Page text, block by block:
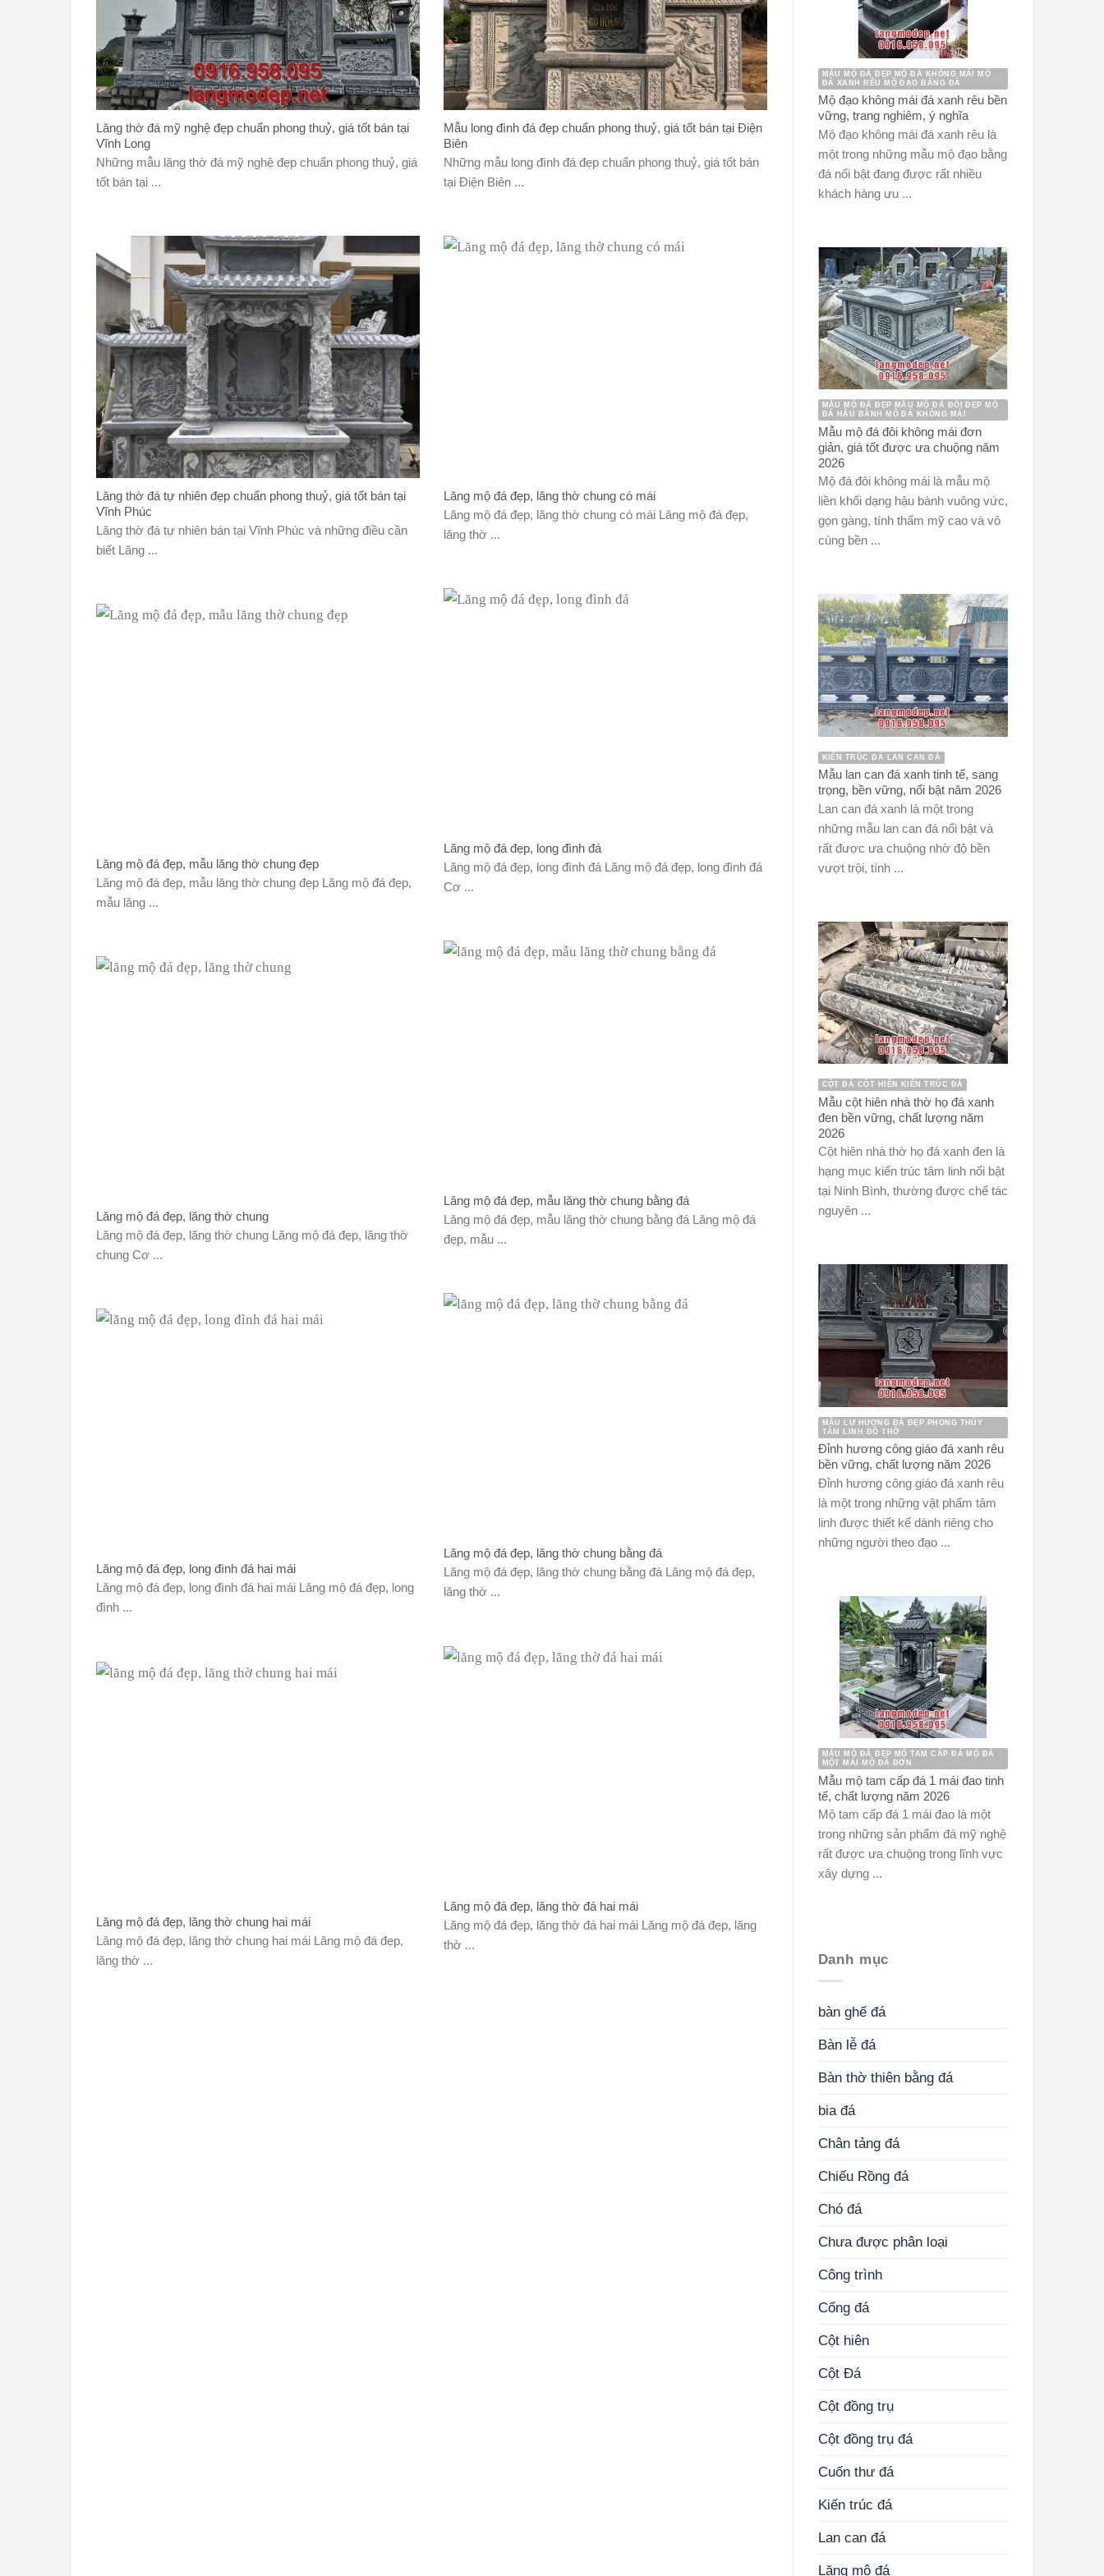
Lăng thờ đá mỹ nghệ đẹp chuẩn phong thuỷ, giá tốt bán tại
Vĩnh Long
Những mẫu lăng thờ đá mỹ nghệ đẹp chuẩn phong thuỷ, giá
tốt bán tại ...
Mẫu long đình đá đẹp chuẩn phong thuỷ, giá tốt bán tại Điện
Biên
Những mẫu long đình đá đẹp chuẩn phong thuỷ, giá tốt bán
tại Điện Biên ...
Lăng thờ đá tự nhiên đẹp chuẩn phong thuỷ, giá tốt bán tại
Vĩnh Phúc
Lăng thờ đá tự nhiên bán tại Vĩnh Phúc và những điều cần
biết Lăng ...
Lăng mộ đá đẹp, lăng thờ chung có mái
Lăng mộ đá đẹp, lăng thờ chung có mái Lăng mộ đá đẹp,
lăng thờ ...
Lăng mộ đá đẹp, long đình đá
Lăng mộ đá đẹp, long đình đá Lăng mộ đá đẹp, long đình đá
Cơ ...
Lăng mộ đá đẹp, mẫu lăng thờ chung đẹp
Lăng mộ đá đẹp, mẫu lăng thờ chung đẹp Lăng mộ đá đẹp,
mẫu lăng ...
Lăng mộ đá đẹp, mẫu lăng thờ chung bằng đá
Lăng mộ đá đẹp, mẫu lăng thờ chung bằng đá Lăng mộ đá
đẹp, mẫu ...
Lăng mộ đá đẹp, lăng thờ chung
Lăng mộ đá đẹp, lăng thờ chung Lăng mộ đá đẹp, lăng thờ
chung Cơ ...
Lăng mộ đá đẹp, lăng thờ chung bằng đá
Lăng mộ đá đẹp, lăng thờ chung bằng đá Lăng mộ đá đẹp,
lăng thờ ...
Lăng mộ đá đẹp, long đình đá hai mái
Lăng mộ đá đẹp, long đình đá hai mái Lăng mộ đá đẹp, long
đình ...
Lăng mộ đá đẹp, lăng thờ đá hai mái
Lăng mộ đá đẹp, lăng thờ đá hai mái Lăng mộ đá đẹp, lăng
thờ ...
Lăng mộ đá đẹp, lăng thờ chung hai mái
Lăng mộ đá đẹp, lăng thờ chung hai mái Lăng mộ đá đẹp,
lăng thờ ...
MẪU MỘ ĐÁ ĐẸP MỘ ĐÁ KHÔNG MÁI MỘ
ĐÁ XANH RÊU MỘ ĐẠO BẰNG ĐÁ
Mộ đạo không mái đá xanh rêu bền
vững, trang nghiêm, ý nghĩa
Mộ đạo không mái đá xanh rêu là
một trong những mẫu mộ đạo bằng
đá nổi bật đang được rất nhiều
khách hàng ưu ...
MẪU MỘ ĐÁ ĐẸP MẪU MỘ ĐÁ ĐÔI ĐẸP MỘ
ĐÁ HẬU BÀNH MỘ ĐÁ KHÔNG MÁI
Mẫu mộ đá đôi không mái đơn
giản, giá tốt được ưa chuộng năm
2026
Mộ đá đôi không mái là mẫu mộ
liền khối dạng hậu bành vuông vức,
gọn gàng, tính thẩm mỹ cao và vô
cùng bền ...
KIẾN TRÚC ĐÁ LAN CAN ĐÁ
Mẫu lan can đá xanh tinh tế, sang
trọng, bền vững, nổi bật năm 2026
Lan can đá xanh là một trong
những mẫu lan can đá nổi bật và
rất được ưa chuộng nhờ độ bền
vượt trội, tính ...
CỘT ĐÁ CỘT HIÊN KIẾN TRÚC ĐÁ
Mẫu cột hiên nhà thờ họ đá xanh
đen bền vững, chất lượng năm
2026
Cột hiên nhà thờ họ đá xanh đen là
hạng mục kiến trúc tâm linh nổi bật
tại Ninh Bình, thường được chế tác
nguyên ...
MẪU LƯ HƯƠNG ĐÁ ĐẸP PHONG THỦY
TÂM LINH ĐỒ THỜ
Đỉnh hương công giáo đá xanh rêu
bền vững, chất lượng năm 2026
Đỉnh hương công giáo đá xanh rêu
là một trong những vật phẩm tâm
linh được thiết kế dành riêng cho
những người theo đạo ...
MẪU MỘ ĐÁ ĐẸP MỘ TAM CẤP ĐÁ MỘ ĐÁ
MỘT MÁI MỘ ĐÁ ĐƠN
Mẫu mộ tam cấp đá 1 mái đao tinh
tế, chất lượng năm 2026
Mộ tam cấp đá 1 mái đao là một
trong những sản phẩm đá mỹ nghệ
rất được ưa chuộng trong lĩnh vực
xây dựng ...
Danh mục
bàn ghế đá
Bàn lễ đá
Bàn thờ thiên bằng đá
bia đá
Chân tảng đá
Chiếu Rồng đá
Chó đá
Chưa được phân loại
Công trình
Cổng đá
Cột hiên
Cột Đá
Cột đồng trụ
Cột đồng trụ đá
Cuốn thư đá
Kiến trúc đá
Lan can đá
Lăng mộ đá